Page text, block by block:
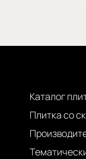
Каталог
Плитка со